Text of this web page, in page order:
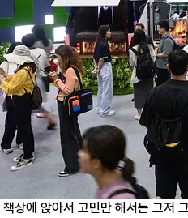
책상에 앉아서 고민만 해서는 그저